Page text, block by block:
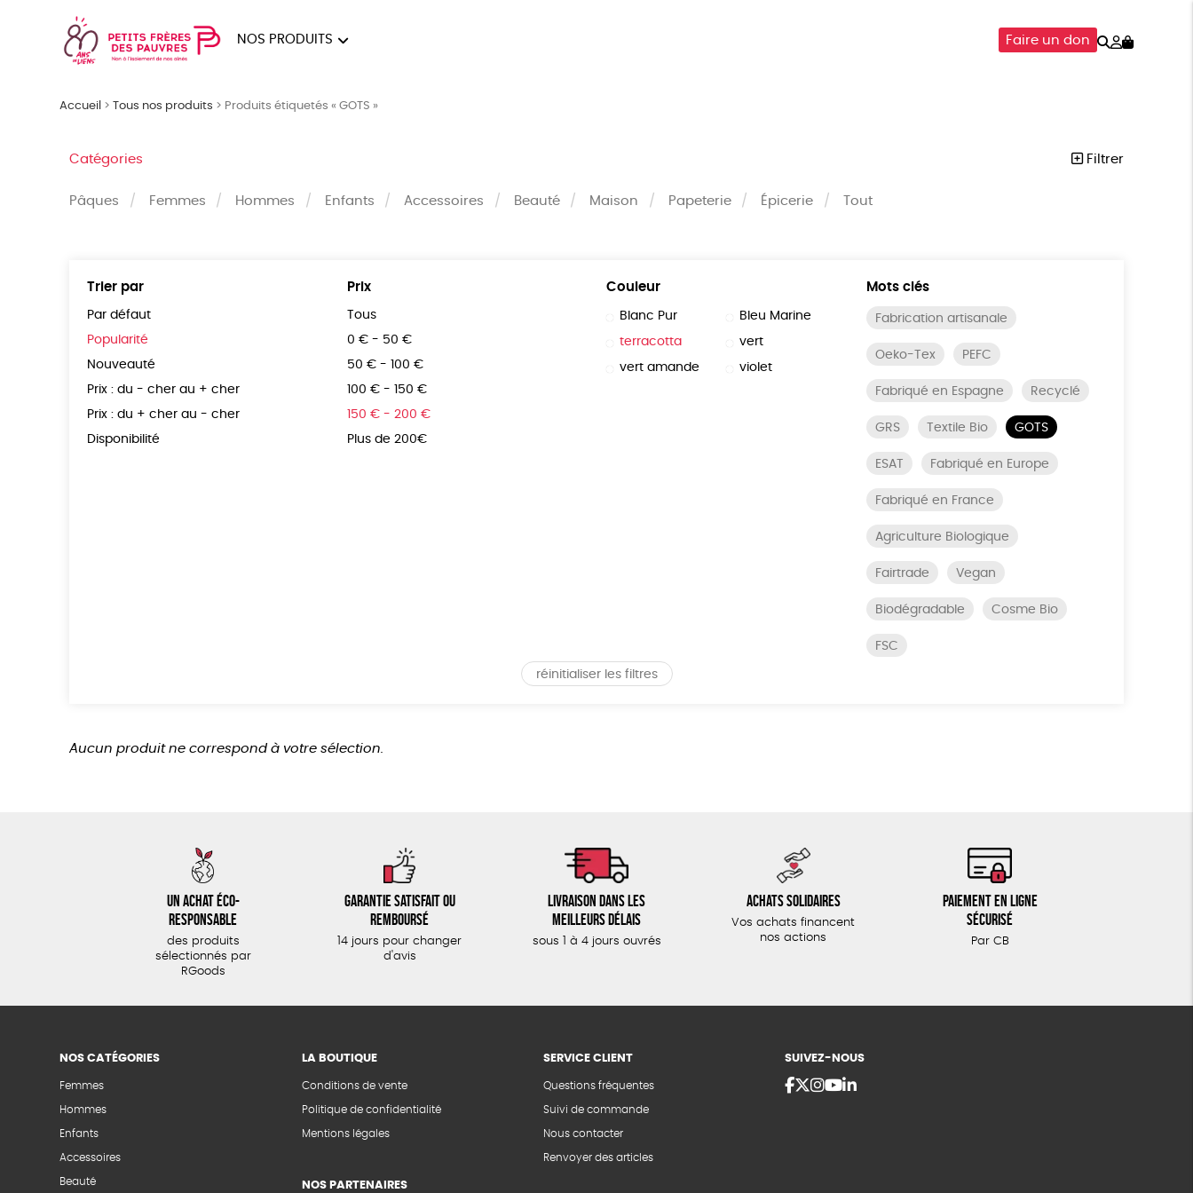
NOS PRODUITS Faire un don Rechercher
Mon
Accueil >Tous nos produits > Produits étiquetés « GOTS »
Catégories Filtrer
Pâques Femmes Hommes Enfants Accessoires Beauté Maison Papeterie Épicerie Tout
Trier par
Par défaut
Popularité
Nouveauté
Prix : du - cher au + cher
Prix : du + cher au - cher
Disponibilité
Prix
Tous
0 € - 50 €
50 € - 100 €
100 € - 150 €
150 € - 200 €
Plus de 200€
Couleur
Blanc Pur Bleu Marine
terracotta vert
vert amande violet
Mots clés
Fabrication artisanale
Oeko-Tex PEFC
Fabriqué en Espagne Recyclé
GRS Textile Bio GOTS
ESAT Fabriqué en Europe
Fabriqué en France
Agriculture Biologique
Fairtrade Vegan
Biodégradable Cosme Bio
FSC
réinitialiser les filtres
Aucun produit ne correspond à votre sélection.
Un achat éco-
responsable
des produits
sélectionnés par
RGoods
Garantie satisfait ou
remboursé
14 jours pour changer
d'avis
Livraison dans les
meilleurs délais
sous 1 à 4 jours ouvrés
Achats solidaires
Vos achats financent
nos actions
Paiement en ligne
sécurisé
Par CB
NOS CATÉGORIES
Femmes
Hommes
Enfants
Accessoires
Beauté
LA BOUTIQUE
Conditions de vente
Politique de confidentialité
Mentions légales
NOS PARTENAIRES
SERVICE CLIENT
Questions fréquentes
Suivi de commande
Nous contacter
Renvoyer des articles
SUIVEZ-NOUS